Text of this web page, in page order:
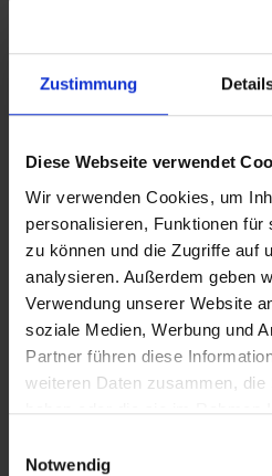
Zustimmung
Diese Webseite verwendet
Wir verwenden Cookies, um
personalisieren, Funktionen für
zu können und die Zugriffe auf
analysieren. Außerdem geben
Verwendung unserer Website
soziale Medien, Werbung und
Partner führen diese
weiteren Daten zusammen, die
haben oder die sie im Rahmen
Notwendig
:
asistencia y
periodo de tiempo.
Ámbitos de
Empresasque
ofimática estable y
plazo.
Instituciones
entorno de software
Administraciones
necesitan seguridad